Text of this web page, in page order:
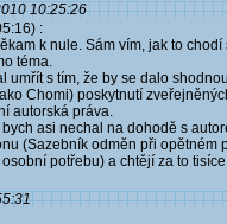
10:25:26
:
k nule. Sám vím, jak to
téma.
umřít s tím, že by se dalo
Chomi) poskytnutí
autorská práva.
asi nechal na dohodě s
(Sazebník odměn při
potřebu) a chtějí za to